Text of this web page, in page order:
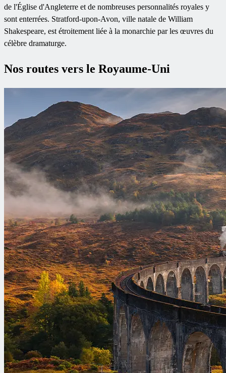
de l'Église d'Angleterre et de nombreuses personnalités royales y
sont enterrées. Stratford-upon-Avon, ville natale de William
Shakespeare, est étroitement liée à la monarchie par les œuvres du
célèbre dramaturge.
Nos routes vers le Royaume-Uni